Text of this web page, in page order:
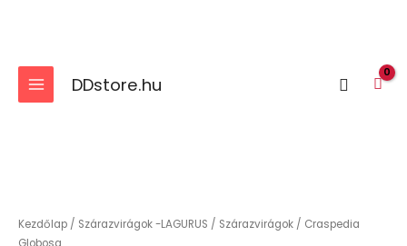
DDstore.hu Search
Kezdőlap/ Szárazvirágok -LAGURUS / Szárazvirágok/ Craspedia
Globosa
mennyiség